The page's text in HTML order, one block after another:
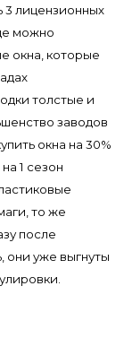
лицензионных
можно
окна, которые
толстые и
заводов
окна на 30%
на 1 сезон
то же
после
они уже выгнуты